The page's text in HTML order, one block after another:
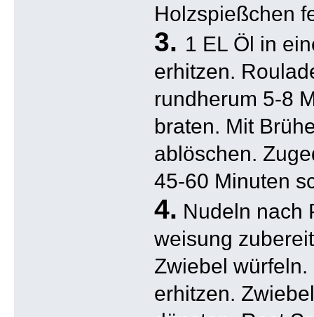
Holzspießchen
3. 1 EL Öl in
erhitzen.
rundherum 5-8
braten. Mit
ablöschen.
45-60 Minuten
4. Nudeln nach
weisung
Zwiebel würfeln.
erhitzen.